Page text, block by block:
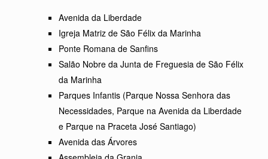
Avenida da Liberdade
Igreja Matriz de São Félix da Marinha
Ponte Romana de Sanfins
Salão Nobre da Junta de Freguesia de São Félix
da Marinha
Parques Infantis (Parque Nossa Senhora das
Necessidades, Parque na Avenida da Liberdade
e Parque na Praceta José Santiago)
Avenida das Árvores